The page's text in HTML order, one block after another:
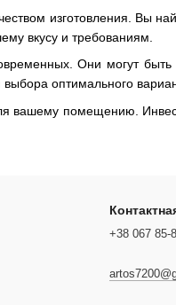
изготовления. Вы
вкусу и требованиям.
Они могут быть
оптимального
вашему помещению.
+38 067 85-